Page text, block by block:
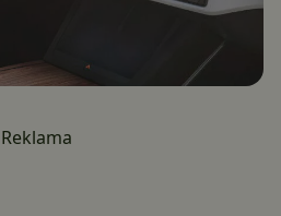
Reklama